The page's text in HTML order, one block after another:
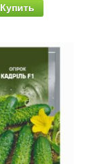
Купить